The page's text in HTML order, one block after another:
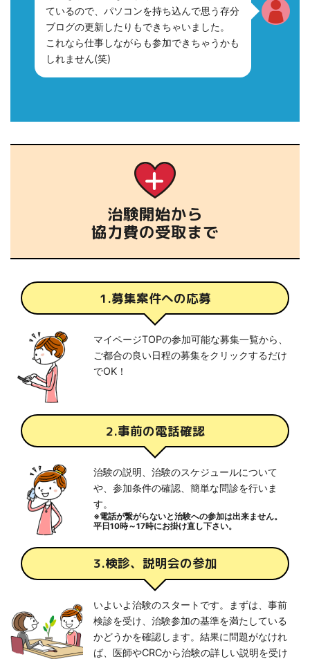
ているので、パソコンを持ち込んで思う存分
ブログの更新したりもできちゃいました。
これなら仕事しながらも参加できちゃうかも
しれません(笑)
治験開始から
協力費の受取まで
1.募集案件への応募
マイページTOPの参加可能な募集一覧から、
ご都合の良い日程の募集をクリックするだけ
でOK！
2.事前の電話確認
治験の説明、治験のスケジュールについて
や、参加条件の確認、簡単な問診を行いま
す。
※電話が繋がらないと治験への参加は出来ません。
平日10時～17時にお掛け直し下さい。
3.検診、説明会の参加
いよいよ治験のスタートです。まずは、事前
検診を受け、治験参加の基準を満たしている
かどうかを確認します。結果に問題がなけれ
ば、医師やCRCから治験の詳しい説明を受け